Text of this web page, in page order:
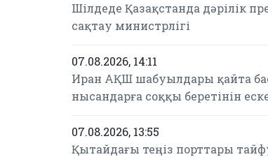
Шілдеде Қазақстанда дәрілік
сақтау министрлігі
07.08.2026, 14:11
Иран АҚШ шабуылдары қайта
нысандарға соққы беретінін
07.08.2026, 13:55
Қытайдағы теңіз порттары